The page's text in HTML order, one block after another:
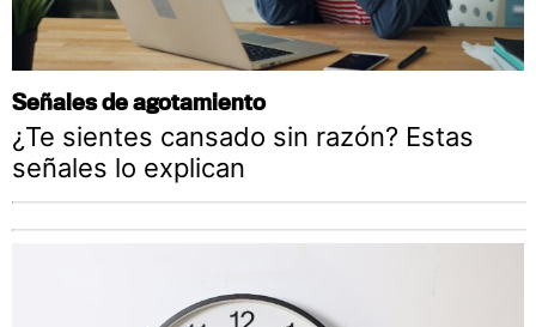
Señales de agotamiento
¿Te sientes cansado sin razón? Estas
señales lo explican